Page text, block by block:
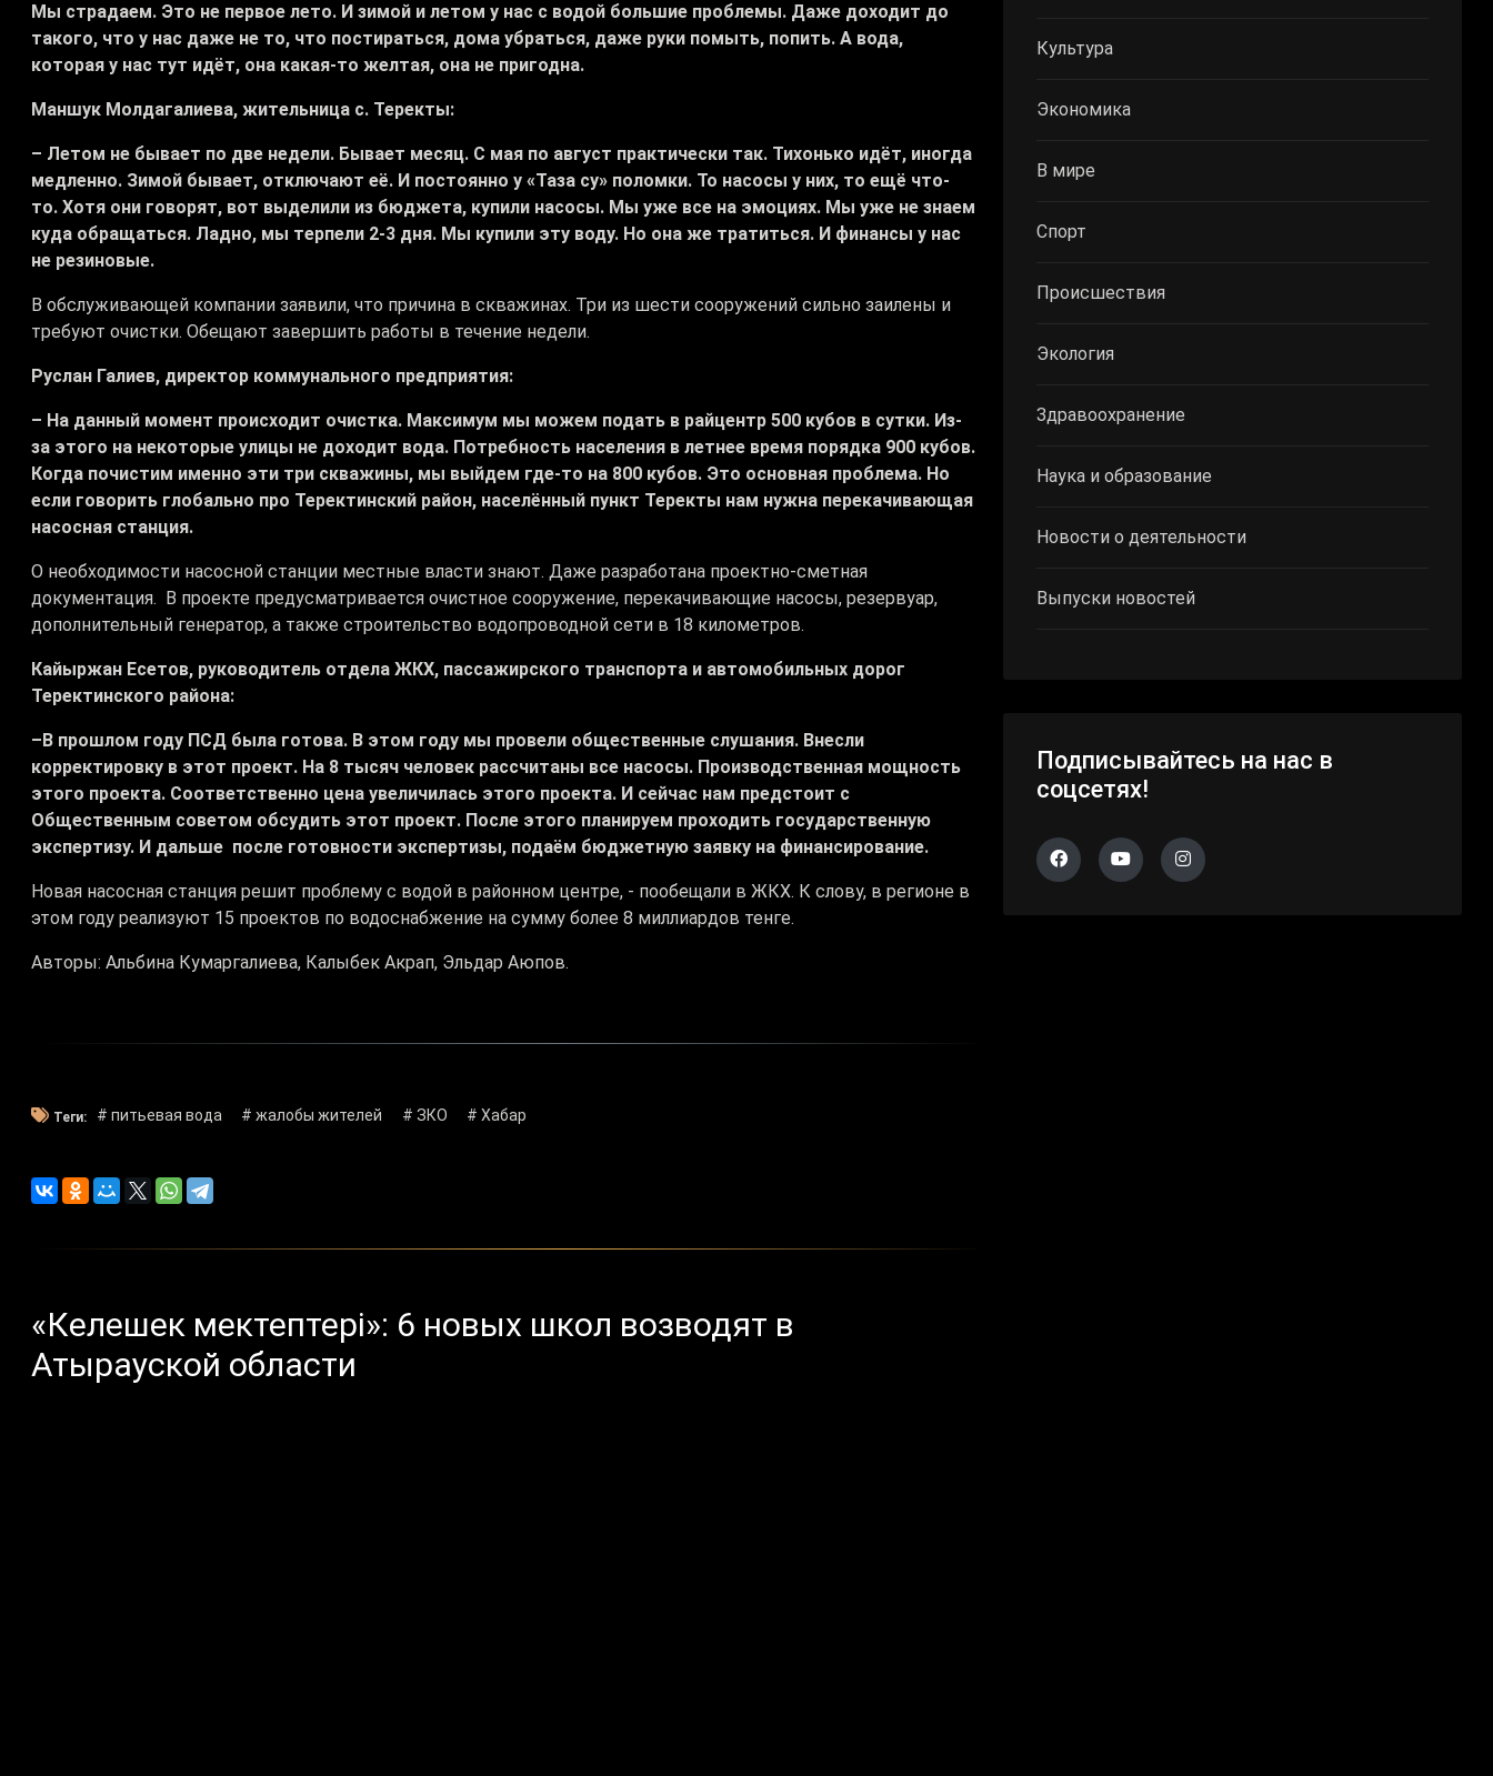
Мы страдаем. Это не первое лето. И зимой и летом у нас с водой большие проблемы. Даже доходит до
такого, что у нас даже не то, что постираться, дома убраться, даже руки помыть, попить. А вода,
которая у нас тут идёт, она какая-то желтая, она не пригодна.
Маншук Молдагалиева, жительница с. Теректы:
– Летом не бывает по две недели. Бывает месяц. С мая по август практически так. Тихонько идёт, иногда
медленно. Зимой бывает, отключают её. И постоянно у «Таза су» поломки. То насосы у них, то ещё что-
то. Хотя они говорят, вот выделили из бюджета, купили насосы. Мы уже все на эмоциях. Мы уже не знаем
куда обращаться. Ладно, мы терпели 2-3 дня. Мы купили эту воду. Но она же тратиться. И финансы у нас
не резиновые.
В обслуживающей компании заявили, что причина в скважинах. Три из шести сооружений сильно заилены и
требуют очистки. Обещают завершить работы в течение недели.
Руслан Галиев, директор коммунального предприятия:
– На данный момент происходит очистка. Максимум мы можем подать в райцентр 500 кубов в сутки. Из-
за этого на некоторые улицы не доходит вода. Потребность населения в летнее время порядка 900 кубов.
Когда почистим именно эти три скважины, мы выйдем где-то на 800 кубов. Это основная проблема. Но
если говорить глобально про Теректинский район, населённый пункт Теректы нам нужна перекачивающая
насосная станция.
О необходимости насосной станции местные власти знают. Даже разработана проектно-сметная
документация. В проекте предусматривается очистное сооружение, перекачивающие насосы, резервуар,
дополнительный генератор, а также строительство водопроводной сети в 18 километров.
Кайыржан Есетов, руководитель отдела ЖКХ, пассажирского транспорта и автомобильных дорог
Теректинского района:
–В прошлом году ПСД была готова. В этом году мы провели общественные слушания. Внесли
корректировку в этот проект. На 8 тысяч человек рассчитаны все насосы. Производственная мощность
этого проекта. Соответственно цена увеличилась этого проекта. И сейчас нам предстоит с
Общественным советом обсудить этот проект. После этого планируем проходить государственную
экспертизу. И дальше после готовности экспертизы, подаём бюджетную заявку на финансирование.
Новая насосная станция решит проблему с водой в районном центре, - пообещали в ЖКХ. К слову, в регионе в
этом году реализуют 15 проектов по водоснабжение на сумму более 8 миллиардов тенге.
Авторы: Альбина Кумаргалиева, Калыбек Акрап, Эльдар Аюпов.
Теги: # питьевая вода # жалобы жителей # ЗКО # Хабар
«Келешек мектептері»: 6 новых школ возводят в
Атырауской области
Культура
Экономика
В мире
Спорт
Происшествия
Экология
Здравоохранение
Наука и образование
Новости о деятельности
Выпуски новостей
Подписывайтесь на нас в
соцсетях!